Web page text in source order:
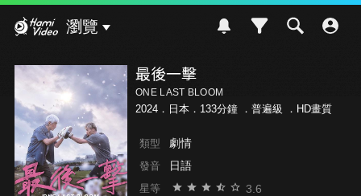
瀏覽
最後一擊
ONE LAST BLOOM
2024．日本．133分鐘 ． 普遍級 ．HD畫質
類型 劇情
發音 日語
星等 3.6